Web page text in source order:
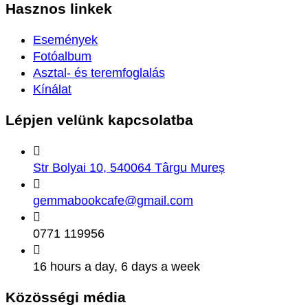
Hasznos linkek
Események
Fotóalbum
Asztal- és teremfoglalás
Kínálat
Lépjen velünk kapcsolatba
Str Bolyai 10, 540064 Târgu Mureș
gemmabookcafe@gmail.com
0771 119956
16 hours a day, 6 days a week
Közösségi média